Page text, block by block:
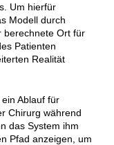
Um hierfür
Modell durch
berechnete Ort für
Patienten
Realität
Ablauf für
Chirurg während
das System ihm
Pfad anzeigen, um